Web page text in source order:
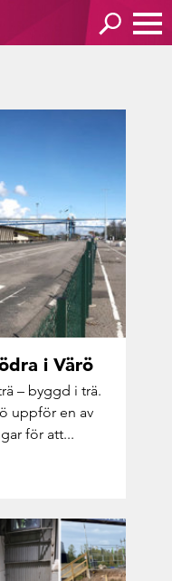
i Värö
– byggd i trä.
upp­för en av
för att...